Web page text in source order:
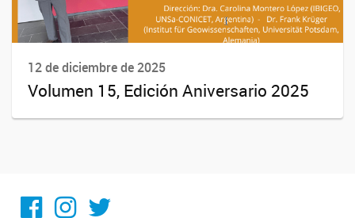
12 de diciembre de 2025
Volumen 15, Edición Aniversario 2025
Facebook
Instagram
Twitter